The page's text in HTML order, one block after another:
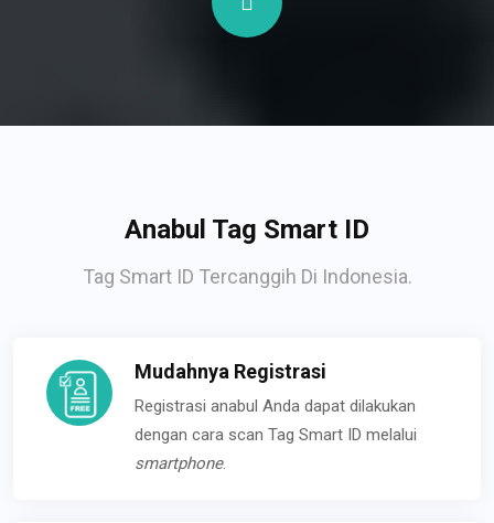
Anabul Tag Smart ID
Tag Smart ID Tercanggih Di Indonesia.
Mudahnya Registrasi
Registrasi anabul Anda dapat dilakukan
dengan cara scan Tag Smart ID melalui
smartphone.